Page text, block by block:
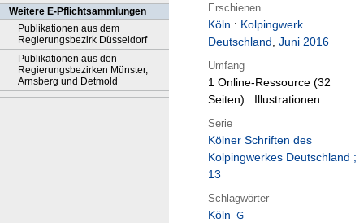
Weitere E-Pflichtsammlungen
Publikationen aus dem
Regierungsbezirk Düsseldorf
Publikationen aus den
Regierungsbezirken Münster,
Arnsberg und Detmold
Erschienen
Köln : Kolpingwerk
Deutschland, Juni 2016
Umfang
1 Online-Ressource (32
Seiten) : Illustrationen
Serie
Kölner Schriften des
Kolpingwerkes Deutschland ;
13
Schlagwörter
Köln